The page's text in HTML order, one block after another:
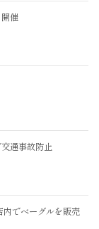
催
通事故防止
でベーグルを販売